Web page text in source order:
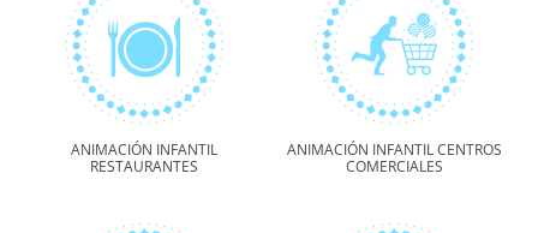
ANIMACIÓN INFANTIL
RESTAURANTES
ANIMACIÓN INFANTIL CENTROS
COMERCIALES